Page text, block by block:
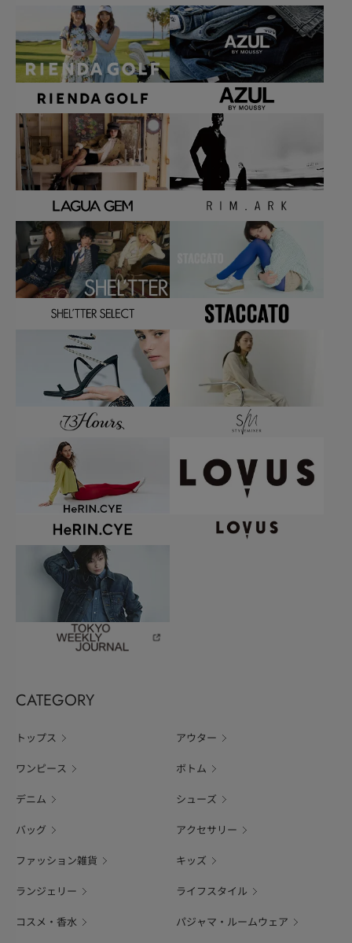
CATEGORY
トップス アウター
ワンピース ボトム
デニム シューズ
バッグ アクセサリー
ファッション雑貨 キッズ
ランジェリー ライフスタイル
コスメ・香水 パジャマ・ルームウェア